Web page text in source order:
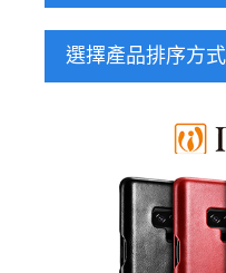
選擇產品排序方